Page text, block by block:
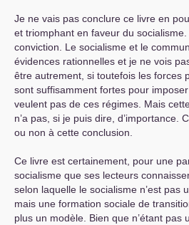
Je ne vais pas conclure ce livre en
et triomphant en faveur du socialisme.
conviction. Le socialisme et le
évidences rationnelles et je ne vois
être autrement, si toutefois les forces
sont suffisamment fortes pour
veulent pas de ces régimes. Mais
n’a pas, si je puis dire, d’importance.
ou non à cette conclusion.
Ce livre est certainement, pour une
socialisme que ses lecteurs
selon laquelle le socialisme n’est pas
mais une formation sociale de
plus un modèle. Bien que n’étant pas